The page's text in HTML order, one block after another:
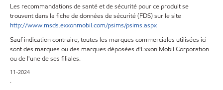
Les recommandations de santé et de sécurité pour ce produit se
trouvent dans la fiche de données de sécurité (FDS) sur le site
http://www.msds.exxonmobil.com/psims/psims.aspx
Sauf indication contraire, toutes les marques commerciales utilisées ici
sont des marques ou des marques déposées d'Exxon Mobil Corporation
ou de l'une de ses filiales.
11-2024
.